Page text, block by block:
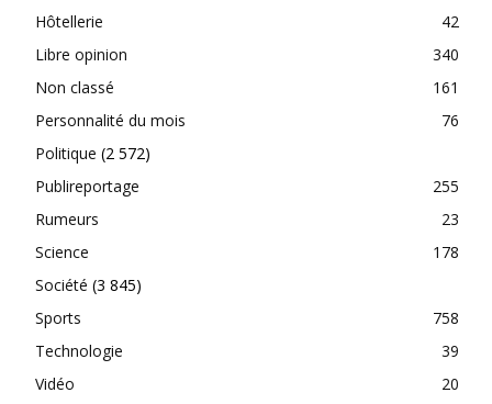
Hôtellerie
42
Libre opinion
340
Non classé
161
Personnalité du mois
76
Politique (2 572)
Publireportage
255
Rumeurs
23
Science
178
Société (3 845)
Sports
758
Technologie
39
Vidéo
20